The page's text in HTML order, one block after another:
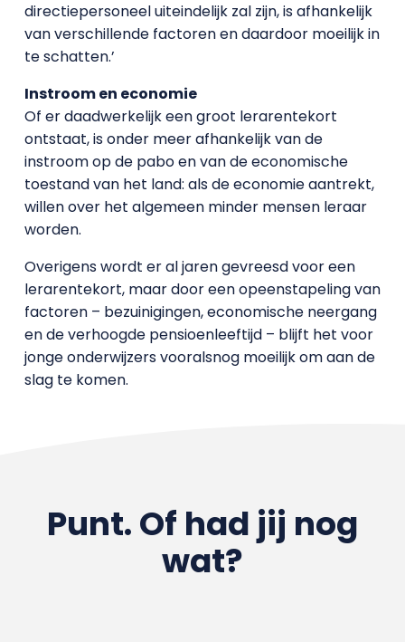
directiepersoneel uiteindelijk zal zijn, is afhankelijk
van verschillende factoren en daardoor moeilijk in
te schatten.’
Instroom en economie
Of er daadwerkelijk een groot lerarentekort
ontstaat, is onder meer afhankelijk van de
instroom op de pabo en van de economische
toestand van het land: als de economie aantrekt,
willen over het algemeen minder mensen leraar
worden.
Overigens wordt er al jaren gevreesd voor een
lerarentekort, maar door een opeenstapeling van
factoren – bezuinigingen, economische neergang
en de verhoogde pensioenleeftijd – blijft het voor
jonge onderwijzers vooralsnog moeilijk om aan de
slag te komen.
Punt. Of had jij nog
wat?